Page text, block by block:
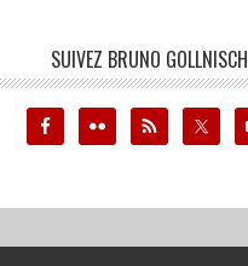
SUIVEZ BRUNO GOLLNISCH